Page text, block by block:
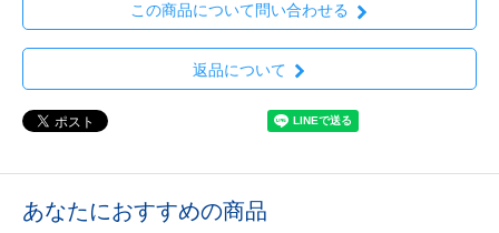
この商品について問い合わせる
返品について
あなたにおすすめの商品